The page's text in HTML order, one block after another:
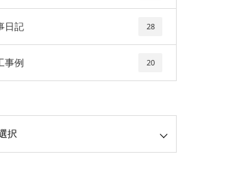
日記 28
事例 20